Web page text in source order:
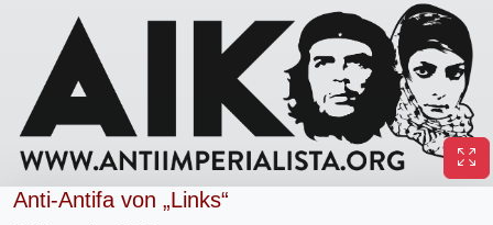
Anti-Antifa von „Links“